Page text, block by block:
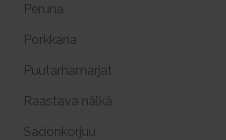
Peruna
Porkkana
Puutarhamarjat
Raastava nälkä
Sadonkorjuu